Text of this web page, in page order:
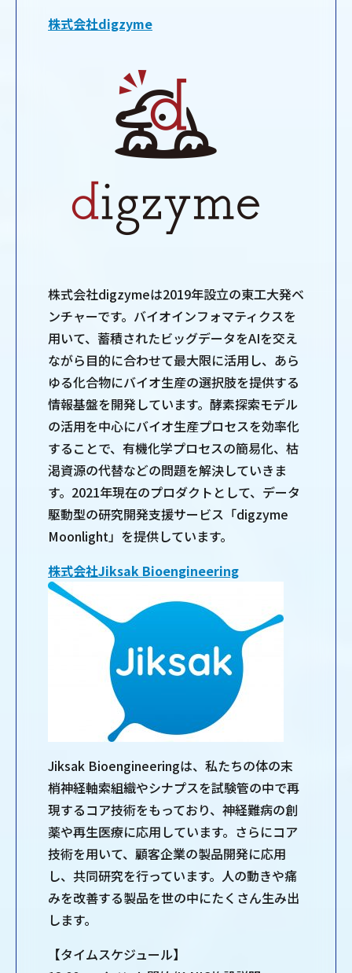
株式会社digzyme
株式会社digzymeは2019年設立の東工大発ベ
ンチャーです。バイオインフォマティクスを
用いて、蓄積されたビッグデータをAIを交え
ながら目的に合わせて最大限に活用し、あら
ゆる化合物にバイオ生産の選択肢を提供する
情報基盤を開発しています。酵素探索モデル
の活用を中心にバイオ生産プロセスを効率化
することで、有機化学プロセスの簡易化、枯
渇資源の代替などの問題を解決していきま
す。2021年現在のプロダクトとして、データ
駆動型の研究開発支援サービス「digzyme
Moonlight」を提供しています。
株式会社Jiksak Bioengineering
Jiksak Bioengineeringは、私たちの体の末
梢神経軸索組織やシナプスを試験管の中で再
現するコア技術をもっており、神経難病の創
薬や再生医療に応用しています。さらにコア
技術を用いて、顧客企業の製品開発に応用
し、共同研究を行っています。人の動きや痛
みを改善する製品を世の中にたくさん生み出
します。
【タイムスケジュール】